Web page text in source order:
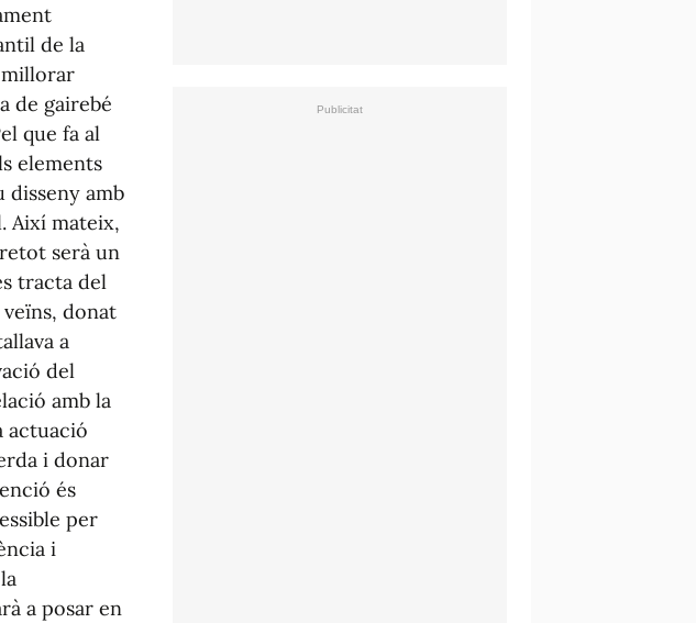
de la
millorar
de gairebé
que fa al
elements
disseny amb
Així mateix,
serà un
tracta del
donat
a
del
amb la
actuació
i donar
és
per
i
a posar en